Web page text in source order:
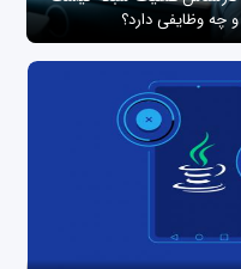
و چه وظایفی دارد؟